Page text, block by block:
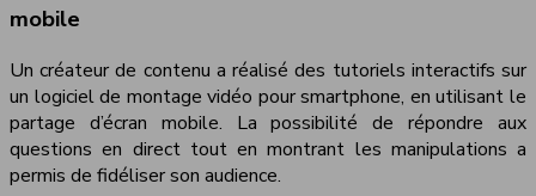
mobile
Un créateur de contenu a réalisé des tutoriels interactifs sur
un logiciel de montage vidéo pour smartphone, en utilisant le
partage d’écran mobile. La possibilité de répondre aux
questions en direct tout en montrant les manipulations a
permis de fidéliser son audience.